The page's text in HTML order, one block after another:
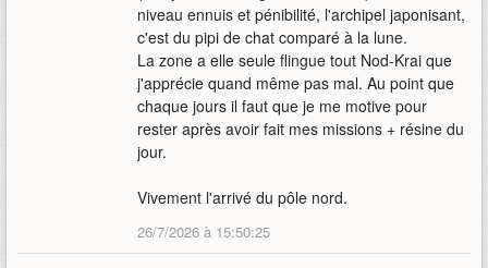
niveau ennuis et pénibilité, l'archipel japonisant,
c'est du pipi de chat comparé à la lune.
La zone a elle seule flingue tout Nod-Krai que
j'apprécie quand même pas mal. Au point que
chaque jours il faut que je me motive pour
rester après avoir fait mes missions + résine du
jour.
Vivement l'arrivé du pôle nord.
26/7/2026 à 15:50:25